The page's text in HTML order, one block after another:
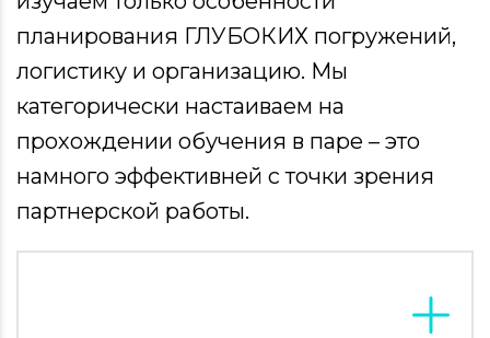
планирования ГЛУБОКИХ погружений,
логистику и организацию. Мы
категорически настаиваем на
прохождении обучения в паре – это
намного эффективней с точки зрения
партнерской работы.